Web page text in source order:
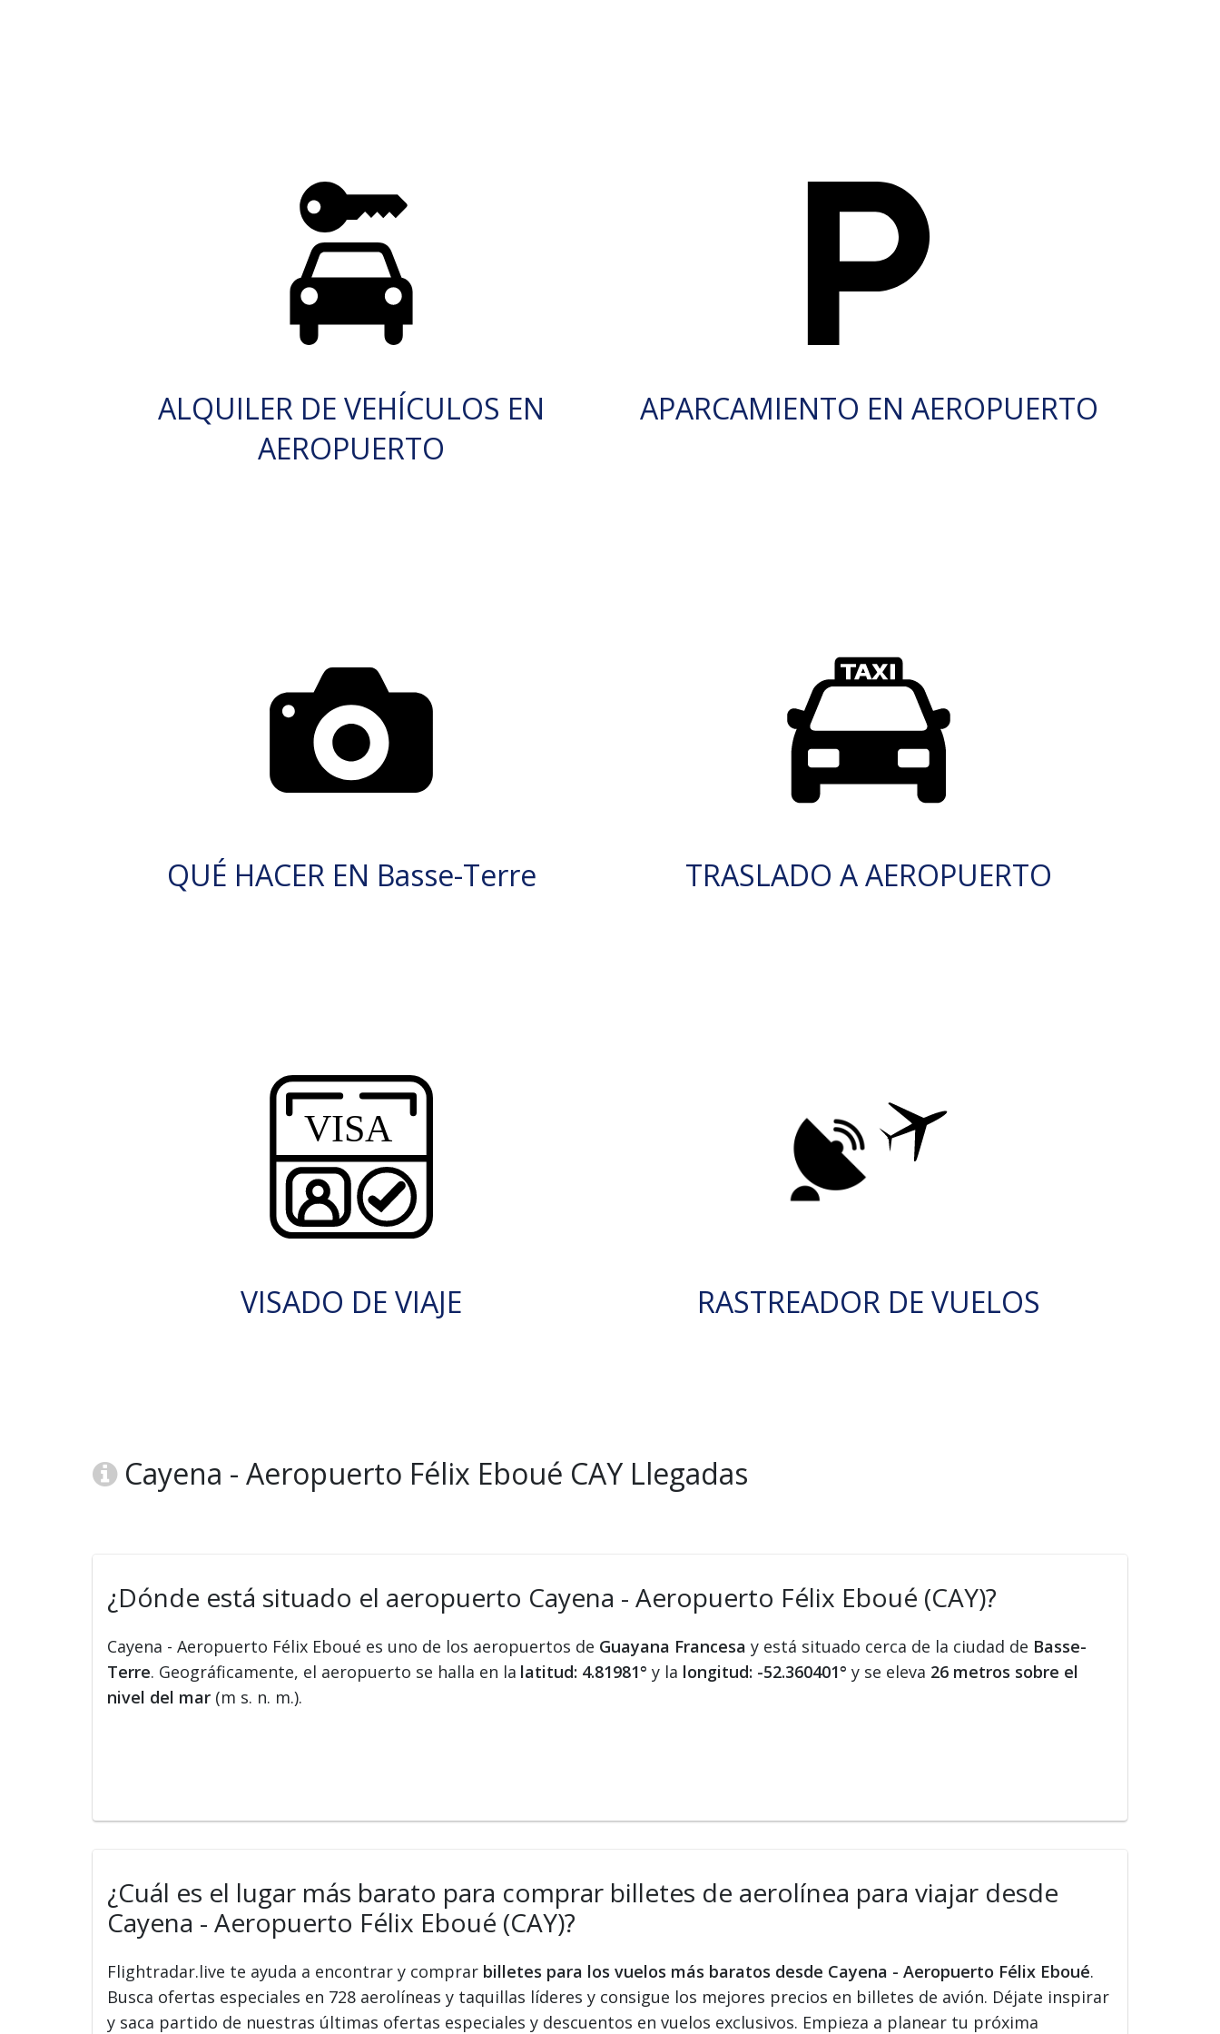
ALQUILER DE VEHÍCULOS EN
AEROPUERTO
APARCAMIENTO EN AEROPUERTO
QUÉ HACER EN Basse-Terre TRASLADO A AEROPUERTO
VISADO DE VIAJE RASTREADOR DE VUELOS
Cayena - Aeropuerto Félix Eboué CAY Llegadas
¿Dónde está situado el aeropuerto Cayena - Aeropuerto Félix Eboué (CAY)?
Cayena - Aeropuerto Félix Eboué es uno de los aeropuertos de Guayana Francesa y está situado cerca de la ciudad de Basse-
Terre. Geográficamente, el aeropuerto se halla en la latitud: 4.81981° y la longitud: -52.360401° y se eleva 26 metros sobre el
nivel del mar (m s. n. m.).
¿Cuál es el lugar más barato para comprar billetes de aerolínea para viajar desde
Cayena - Aeropuerto Félix Eboué (CAY)?
Flightradar.live te ayuda a encontrar y comprar billetes para los vuelos más baratos desde Cayena - Aeropuerto Félix Eboué.
Busca ofertas especiales en 728 aerolíneas y taquillas líderes y consigue los mejores precios en billetes de avión. Déjate inspirar
y saca partido de nuestras últimas ofertas especiales y descuentos en vuelos exclusivos. Empieza a planear tu próxima